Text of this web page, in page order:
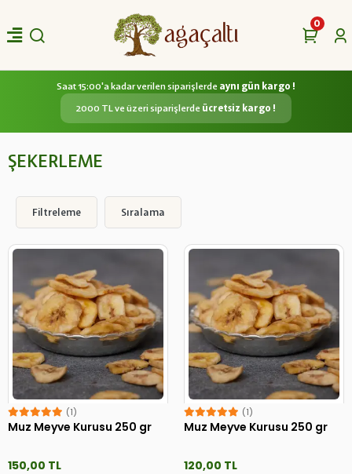
0
Saat 15:00'a kadar verilen siparişlerde aynı gün kargo !
2000 TL ve üzeri siparişlerde ücretsiz kargo !
ŞEKERLEME
Filtreleme Sıralama
(1)
Muz Meyve Kurusu 250 gr
150,00 TL
(1)
Muz Meyve Kurusu 250 gr
120,00 TL